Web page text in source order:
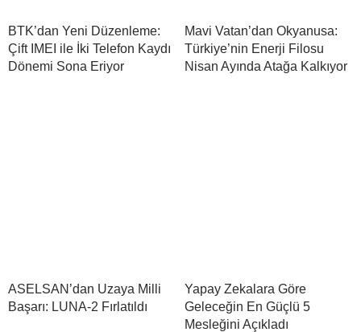
BTK’dan Yeni Düzenleme:
Çift IMEI ile İki Telefon Kaydı
Dönemi Sona Eriyor
Mavi Vatan’dan Okyanusa:
Türkiye’nin Enerji Filosu
Nisan Ayında Atağa Kalkıyor
ASELSAN’dan Uzaya Milli
Başarı: LUNA-2 Fırlatıldı
Yapay Zekalara Göre
Geleceğin En Güçlü 5
Mesleğini Açıkladı